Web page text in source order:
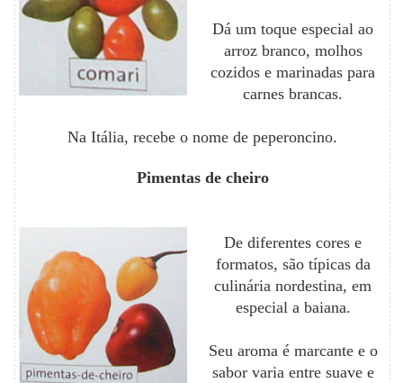
Dá um toque especial ao
arroz branco, molhos
cozidos e marinadas para
carnes brancas.
Na Itália, recebe o nome de peperoncino.
Pimentas de cheiro
De diferentes cores e
formatos, são típicas da
culinária nordestina, em
especial a baiana.
Seu aroma é marcante e o
sabor varia entre suave e